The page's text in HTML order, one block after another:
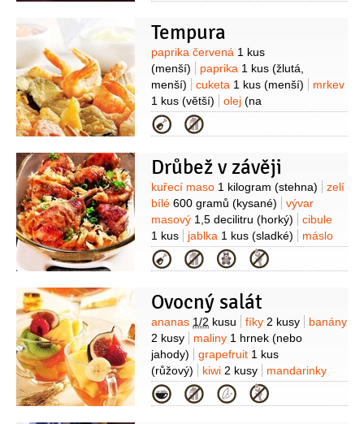
smetana zakysaná
(15%)
cibule 1 kus
protlak 5 lžic
vývar zeleninový
3 decilitry
(ze zelí) sádlo
3 lžíce
(škvařené)
Tempura
Suroviny
paprika červená 1 kus
(menší)
paprika 1 kus (žlutá,
menší)
cuketa 1 kus (menší)
mrkev
1 kus (větší) olej (na
smažení)
oloupané s ocasní ploutvičkou) Na
kukuřičná (škrob)1/2hrnku
1 hrnek
(ledová) vejce1 kus
jedlá
soda1 lžička
kypřící prášek do
pečiva1 lžička cukr1 lžička
mouka
pšeničná hladká
1/2hrnku
Kategorie
Drůbež v závěji
Suroviny
kuřecí maso 1 kilogram (stehna)
zelí
bílé 600 gramů (kysané)
vývar
masový 1,5 decilitru (horký)
cibule
1 kus
jablka 1 kus (sladké)
máslo
40 gramů
cukr1 lžíce
černý(mletý)
Kategorie
Ovocný salát
Suroviny
ananas 1/2 kusu fíky 2 kusy
banány
2 kusy
maliny 1 hrnek (nebo
jahody)
grapefruit 1 kus
(růžový)
kiwi 2 kusy
mandarinky
2 kusy
Na nálev:
víno bílé
1,5 hrnku
cukr2 lžíce
voda
Kategorie